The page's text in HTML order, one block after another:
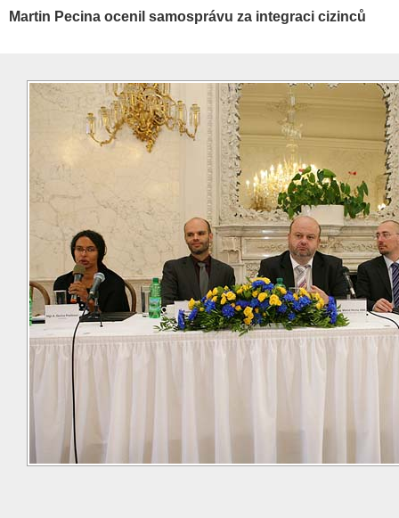
Martin Pecina ocenil samosprávu za integraci cizinců